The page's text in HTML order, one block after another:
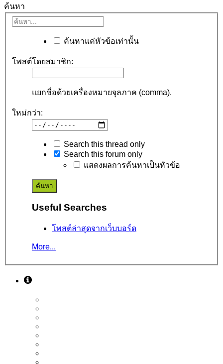
ค้นหา
ค้นหาแค่หัวข้อเท่านั้น
โพสต์โดยสมาชิก:
แยกชื่อด้วยเครื่องหมายจุลภาค (comma).
ใหม่กว่า:
Search this thread only
Search this forum only
แสดงผลการค้นหาเป็นหัวข้อ
Useful Searches
โพสต์ล่าสุดจากเว็บบอร์ด
More...